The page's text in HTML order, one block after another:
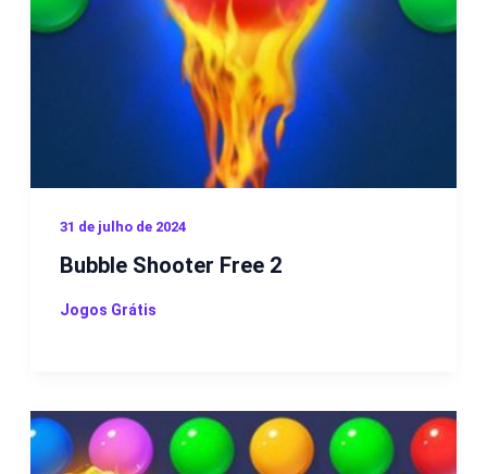
31 de julho de 2024
Bubble Shooter Free 2
Jogos Grátis